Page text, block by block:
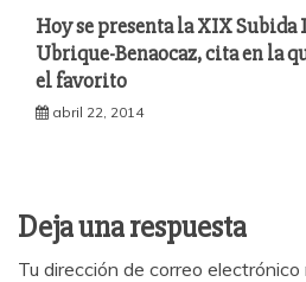
Hoy se presenta la XIX
Ubrique-Benaocaz, cita en la
el favorito
abril 22, 2014
Deja una respuesta
Tu dirección de correo electrónico